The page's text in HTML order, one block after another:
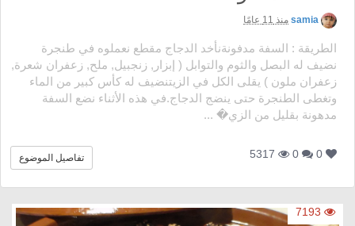
samia منذ 11 عامًا
الطريقة : السفة مدفونةنأخد الدجاج مقطع نعملوه في طنجرة
نضيف له البصل والثوم والتوابل ( إبزار, زنجبيل, ملح, زعفران شعرة,
زعفران ملون ) يقلى الكل في الزيتنضيف له كأس كبير من الماء
وتغطى الطنجرة حتى ينضج الدجاج.في هذه الأثناء نضع السفة
مدهونة بقليل من الزي� ...
0
0
5317 تفاصيل الموضوع
7193